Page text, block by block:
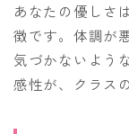
あなたの優しさ
徴です。体調が
気づかないよう
感性が、クラス